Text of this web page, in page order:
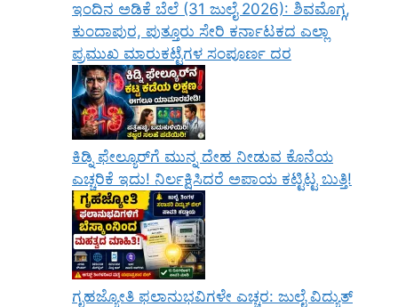
ಇಂದಿನ ಅಡಿಕೆ ಬೆಲೆ (31 ಜುಲೈ 2026): ಶಿವಮೊಗ್ಗ,
ಕುಂದಾಪುರ, ಪುತ್ತೂರು ಸೇರಿ ಕರ್ನಾಟಕದ ಎಲ್ಲಾ
ಪ್ರಮುಖ ಮಾರುಕಟ್ಟೆಗಳ ಸಂಪೂರ್ಣ ದರ
ಕಿಡ್ನಿ ಫೇಲ್ಯೂರ್‌ಗೆ ಮುನ್ನ ದೇಹ ನೀಡುವ ಕೊನೆಯ
ಎಚ್ಚರಿಕೆ ಇದು! ನಿರ್ಲಕ್ಷಿಸಿದರೆ ಅಪಾಯ ಕಟ್ಟಿಟ್ಟ ಬುತ್ತಿ!
ಗೃಹಜ್ಯೋತಿ ಫಲಾನುಭವಿಗಳೇ ಎಚ್ಚರ: ಜುಲೈ ವಿದ್ಯುತ್